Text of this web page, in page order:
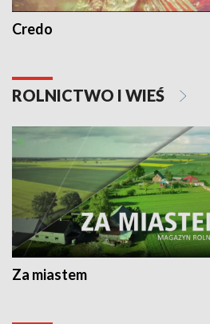
Credo
ROLNICTWO I WIEŚ
Za miastem